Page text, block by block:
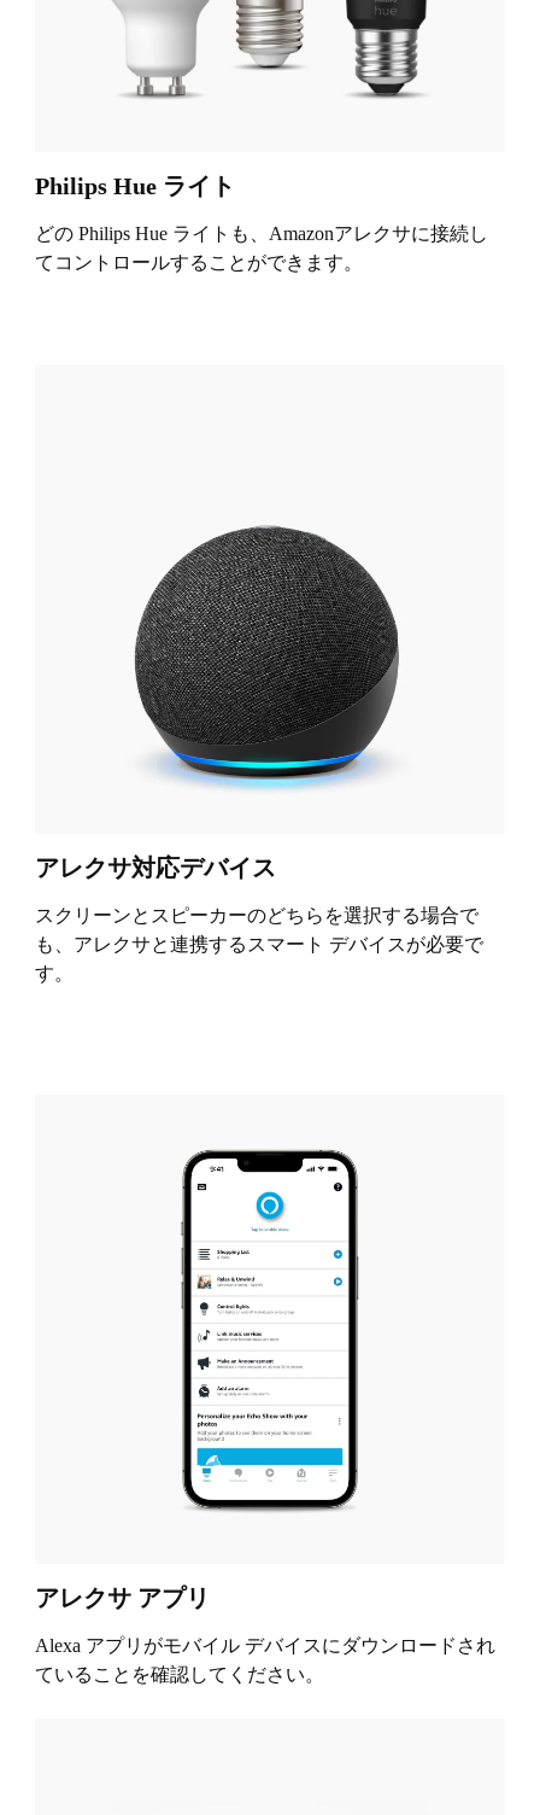
Philips Hue ライト
どの Philips Hue ライトも、Amazonアレクサに接続し
てコントロールすることができます。
アレクサ対応デバイス
スクリーンとスピーカーのどちらを選択する場合で
も、アレクサと連携するスマート デバイスが必要で
す。
アレクサ アプリ
Alexa アプリがモバイル デバイスにダウンロードされ
ていることを確認してください。